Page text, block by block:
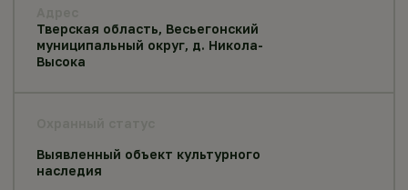
Тверская область, Весьегонский
муниципальный округ, д. Никола-
Высока
Выявленный объект культурного
наследия